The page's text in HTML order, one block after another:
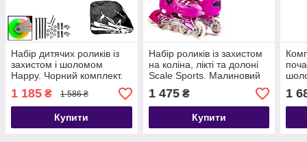
Набір дитячих роликів із
захистом і шоломом
Happy. Чорний комплект.
1 185 ₴ 1 586 ₴
Купити
Набір роликів із захистом
на коліна, лікті та долоні
Scale Sports. Малиновий
1 475₴
Купити
1